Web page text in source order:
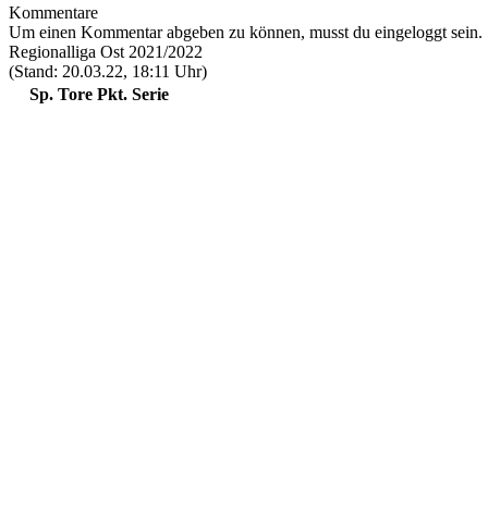
Kommentare
Um einen Kommentar abgeben zu können, musst du eingeloggt sein.
Regionalliga Ost 2021/2022
(Stand: 20.03.22, 18:11 Uhr)
Sp. Tore Pkt. Serie